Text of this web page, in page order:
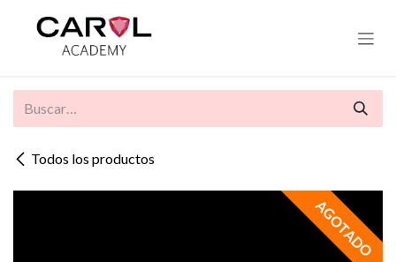
Todos los productos
AGOTADO